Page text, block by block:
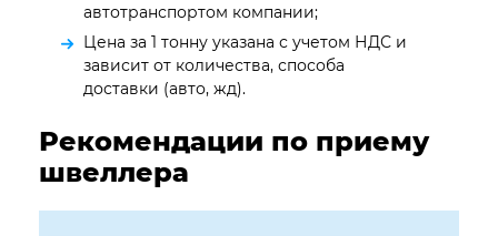
автотранспортом компании;
Цена за 1 тонну указана с учетом НДС и
зависит от количества, способа
доставки (авто, жд).
Рекомендации по приему
швеллера